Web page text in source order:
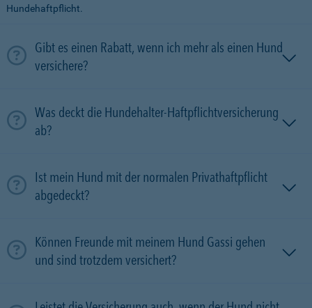
Hundehaftpflicht.
Gibt es einen Rabatt, wenn ich mehr als einen Hund
versichere?
Was deckt die Hundehalter-Haftpflichtversicherung
ab?
Ist mein Hund mit der normalen Privathaftpflicht
abgedeckt?
Können Freunde mit meinem Hund Gassi gehen
und sind trotzdem versichert?